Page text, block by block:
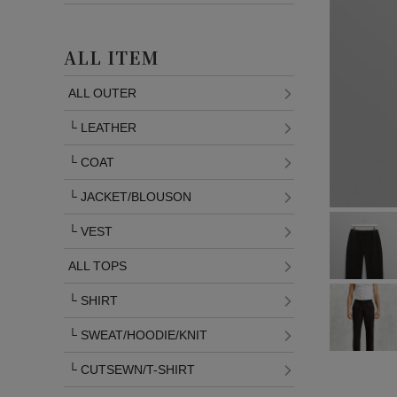
ALL ITEM
ALL OUTER
└ LEATHER
└ COAT
└ JACKET/BLOUSON
└ VEST
ALL TOPS
└ SHIRT
└ SWEAT/HOODIE/KNIT
└ CUTSEWN/T-SHIRT